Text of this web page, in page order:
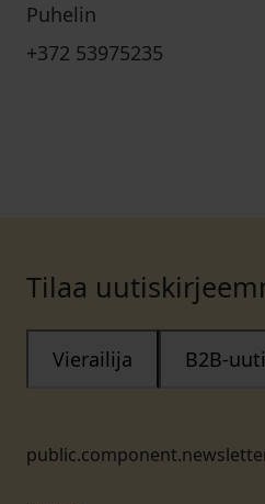
Puhelin
+372 53975235
Tilaa
Vierailija B2B-